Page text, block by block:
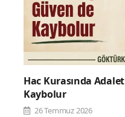
Hac Kurasında
Kaybolur
26 Temmuz 2026